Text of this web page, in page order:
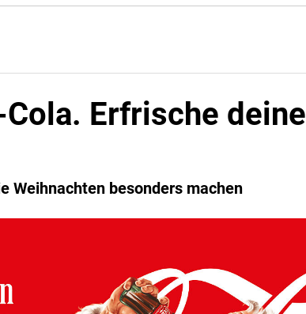
Erfrische deine
Weihnachten besonders machen